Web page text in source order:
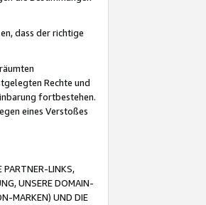
dass der richtige
Rechte und
fortbestehen.
eines Verstoßes
PARTNER-LINKS,
UNSERE DOMAIN-
MARKEN) UND DIE